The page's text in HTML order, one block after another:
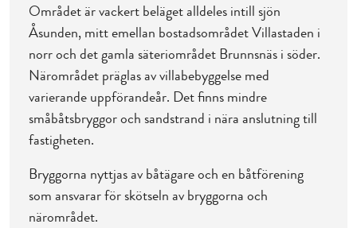
Området är vackert beläget alldeles intill sjön
Åsunden, mitt emellan bostadsområdet Villastaden i
norr och det gamla säteriområdet Brunnsnäs i söder.
Närområdet präglas av villabebyggelse med
varierande uppförandeår. Det finns mindre
småbåtsbryggor och sandstrand i nära anslutning till
fastigheten.
Bryggorna nyttjas av båtägare och en båtförening
som ansvarar för skötseln av bryggorna och
närområdet.